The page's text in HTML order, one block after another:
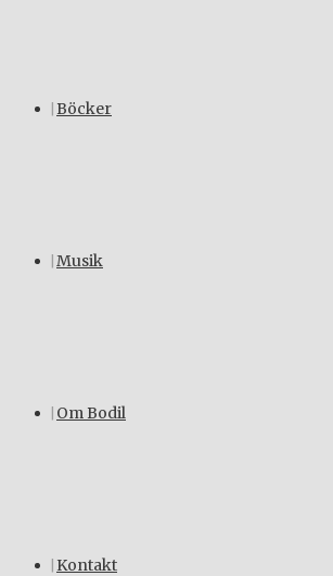
Böcker
Musik
Om Bodil
Kontakt